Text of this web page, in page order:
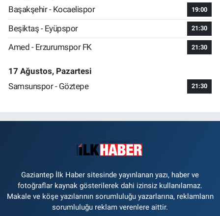
Başakşehir - Kocaelispor
19:00
Beşiktaş - Eyüpspor 21:30
Amed - Erzurumspor FK 21:30
17 Ağustos, Pazartesi
Samsunspor - Göztepe
21:30
Gaziantep İlk Haber sitesinde yayınlanan yazı, haber ve
fotoğraflar kaynak gösterilerek dahi izinsiz kullanılamaz.
Makale ve köşe yazılarının sorumluluğu yazarlarına, reklamların
sorumluluğu reklam verenlere aittir.